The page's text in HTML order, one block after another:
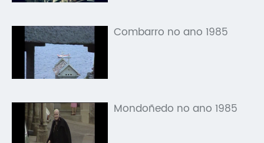
Combarro no ano 1985
Mondoñedo no ano 1985